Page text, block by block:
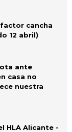
cancha
12 abril)
ante
casa no
nuestra
HLA Alicante -